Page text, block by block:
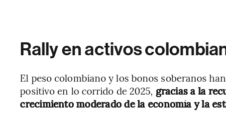
Rally en activos
El peso colombiano y los bonos soberanos
positivo en lo corrido de 2025, gracias a la
crecimiento moderado de la economía y la